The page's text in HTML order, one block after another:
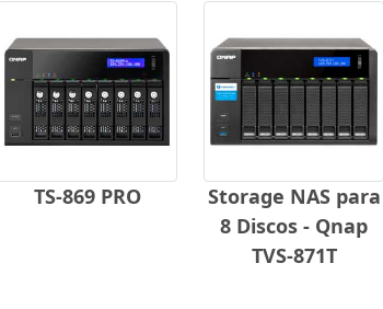
TS-869 PRO
Storage NAS para
8 Discos - Qnap
TVS-871T